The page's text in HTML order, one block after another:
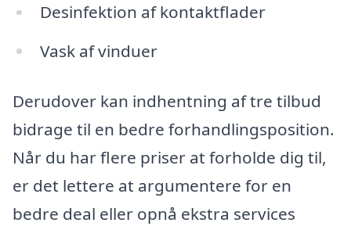
Desinfektion af kontaktflader
Vask af vinduer
Derudover kan indhentning af tre tilbud
bidrage til en bedre forhandlingsposition.
Når du har flere priser at forholde dig til,
er det lettere at argumentere for en
bedre deal eller opnå ekstra services